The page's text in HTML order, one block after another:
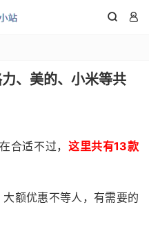
 
、美的、小米等共
合适不过， 这里共有13款
额优惠不等人，有需要的